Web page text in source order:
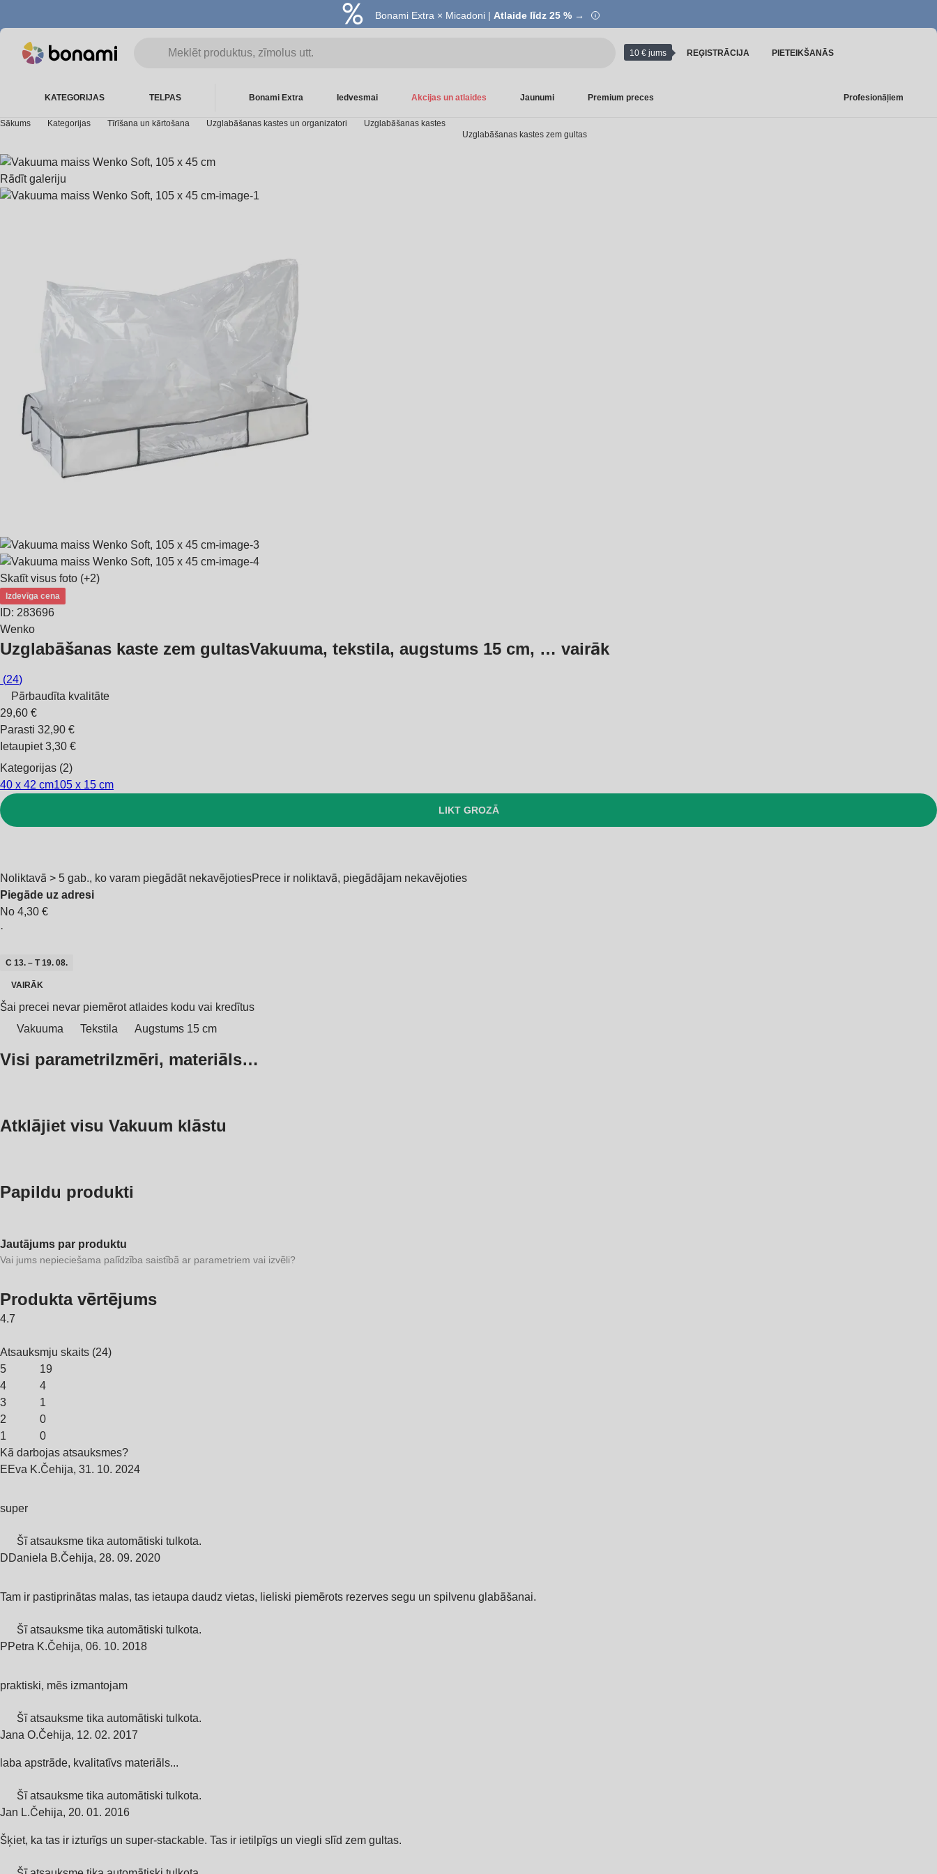
Bonami Extra × Micadoni | Atlaide līdz 25 % →
10 € jums REĢISTRĀCIJA PIETEIKŠANĀS
KATEGORIJAS TELPAS Bonami Extra Iedvesmai Akcijas un atlaides Jaunumi Premium preces Profesionāļiem
Sākums Kategorijas Tīrīšana un kārtošana Uzglabāšanas kastes un organizatori
Uzglabāšanas kastes
Uzglabāšanas kastes zem gultas
Rādīt galeriju
Skatīt visus foto (+2)
Izdevīga cena
ID: 283696
Wenko
Uzglabāšanas kaste zem gultasVakuuma, tekstila, augstums 15 cm, … vairāk
(24)
Pārbaudīta kvalitāte
29,60 €
Parasti 32,90 €
Ietaupiet 3,30 €
Kategorijas (2)
40 x 42 cm105 x 15 cm
LIKT GROZĀ
Noliktavā > 5 gab., ko varam piegādāt nekavējotiesPrece ir noliktavā, piegādājam nekavējoties
Piegāde uz adresi
No 4,30 €
·
C 13. – T 19. 08.
VAIRĀK
Šai precei nevar piemērot atlaides kodu vai kredītus
Vakuuma
Tekstila Augstums 15 cm
Visi parametriIzmēri, materiāls…
Atklājiet visu Vakuum klāstu
Papildu produkti
Jautājums par produktu
Vai jums nepieciešama palīdzība saistībā ar parametriem vai izvēli?
Produkta vērtējums
4.7
Atsauksmju skaits (24)
5
19
4
4
3
1
2
0
1
0
Kā darbojas atsauksmes?
EEva K.Čehija, 31. 10. 2024
super
Šī atsauksme tika automātiski tulkota.
DDaniela B.Čehija, 28. 09. 2020
Tam ir pastiprinātas malas, tas ietaupa daudz vietas, lieliski piemērots rezerves segu un spilvenu glabāšanai.
Šī atsauksme tika automātiski tulkota.
PPetra K.Čehija, 06. 10. 2018
praktiski, mēs izmantojam
Šī atsauksme tika automātiski tulkota.
Jana O.Čehija, 12. 02. 2017
laba apstrāde, kvalitatīvs materiāls...
Šī atsauksme tika automātiski tulkota.
Jan L.Čehija, 20. 01. 2016
Šķiet, ka tas ir izturīgs un super-stackable. Tas ir ietilpīgs un viegli slīd zem gultas.